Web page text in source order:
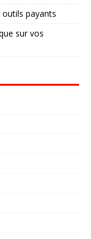
payants
sur vos